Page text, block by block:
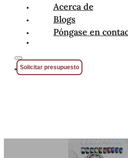
Acerca de
Blogs
Póngase en
Solicitar presupuesto